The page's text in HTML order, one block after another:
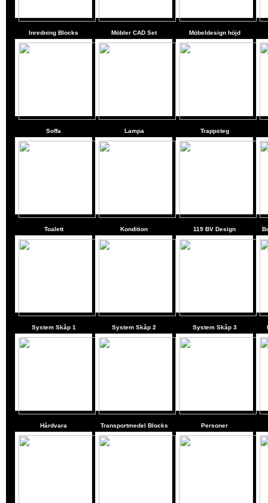
Inredning Blocks Möbler CAD Set Möbeldesign höjd
Soffa Lampa Trappsteg
Toalett Kondition 119 BV Design
System Skåp 1 System Skåp 2 System Skåp 3
Hårdvara Transportmedel Blocks Personer